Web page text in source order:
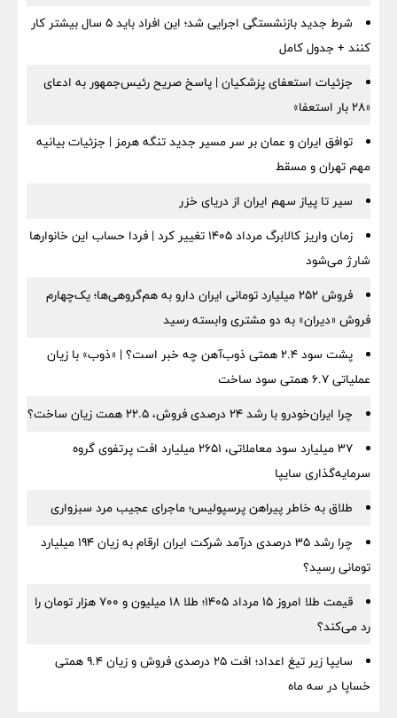
شرط جدید بازنشستگی اجرایی شد؛ این افراد باید ۵ سال بیشتر کار
کنند + جدول کامل
جزئیات استعفای پزشکیان | پاسخ صریح رئیس‌جمهور به ادعای
«۲۸ بار استعفا»
توافق ایران و عمان بر سر مسیر جدید تنگه هرمز | جزئیات بیانیه
مهم تهران و مسقط
سیر تا پیاز سهم ایران از دریای خزر
زمان واریز کالابرگ مرداد ۱۴۰۵ تغییر کرد | فردا حساب این خانوارها
شارژ می‌شود
فروش ۲۵۲ میلیارد تومانی ایران دارو به هم‌گروهی‌ها؛ یک‌چهارم
فروش «دیران» به دو مشتری وابسته رسید
پشت سود ۲.۴ همتی ذوب‌آهن چه خبر است؟ | «ذوب» با زیان
عملیاتی ۶.۷ همتی سود ساخت
چرا ایران‌خودرو با رشد ۲۴ درصدی فروش، ۲۲.۵ همت زیان ساخت؟
۳۷ میلیارد سود معاملاتی، ۲۶۵۱ میلیارد افت پرتفوی گروه
سرمایه‌گذاری سایپا
طلاق به خاطر پیراهن پرسپولیس؛ ماجرای عجیب مرد سبزواری
چرا رشد ۳۵ درصدی درآمد شرکت ایران ارقام به زیان ۱۹۴ میلیارد
تومانی رسید؟
قیمت طلا امروز ۱۵ مرداد ۱۴۰۵؛ طلا ۱۸ میلیون و ۷۰۰ هزار تومان را
رد می‌کند؟
سایپا زیر تیغ اعداد؛ افت ۲۵ درصدی فروش و زیان ۹.۴ همتی
خساپا در سه ماه